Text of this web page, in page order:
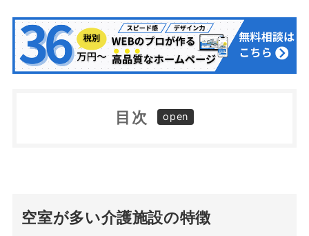
目次
Webサイトの認知度を高める方法
空室が多い介護施設の特徴